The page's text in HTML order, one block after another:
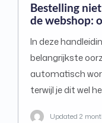
Bestelling
de webshop:
In deze
belangrijkste
automatisch
terwijl je dit wel
Updated 2